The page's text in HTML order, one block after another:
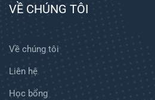
VỀ CHÚNG TÔI
Về chúng tôi
Liên hệ
Học bổng